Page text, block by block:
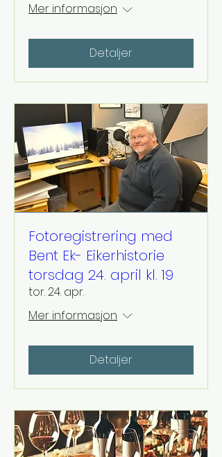
Mer informasjon
Detaljer
Fotoregistrering med
Bent Ek- Eikerhistorie
torsdag 24. april kl. 19
tor. 24. apr.
Mer informasjon
Detaljer